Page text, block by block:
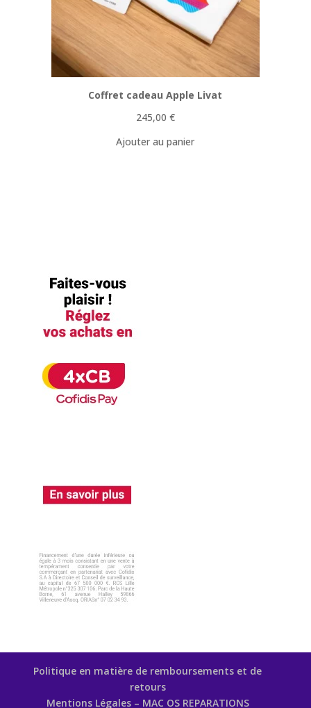
Coffret cadeau Apple Livat
245,00 €
Ajouter au panier
Politique en matière de remboursements et de
retours
Mentions Légales – MAC OS REPARATIONS